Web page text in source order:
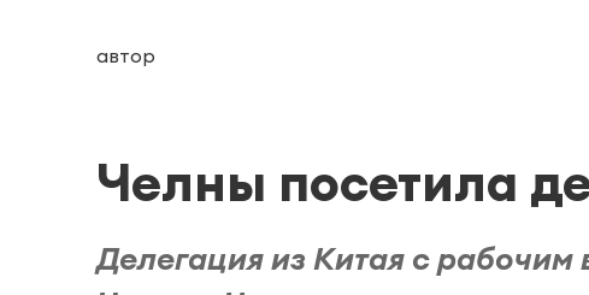
автор
Челны посетила
Делегация из Китая с